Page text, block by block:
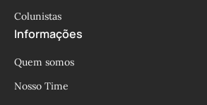
Colunistas
Informações
Quem somos
Nosso Time